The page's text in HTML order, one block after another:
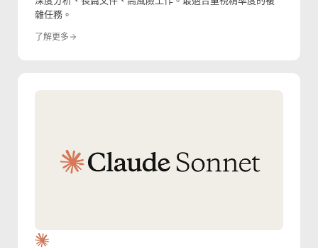
雜任務。
了解更多